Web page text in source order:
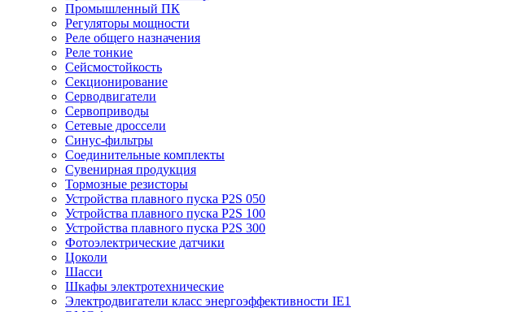
Промышленный ПК
Регуляторы мощности
Реле общего назначения
Реле тонкие
Сейсмостойкость
Секционирование
Серводвигатели
Сервоприводы
Сетевые дроссели
Синус-фильтры
Соединительные комплекты
Сувенирная продукция
Тормозные резисторы
Устройства плавного пуска P2S 050
Устройства плавного пуска P2S 100
Устройства плавного пуска P2S 300
Фотоэлектрические датчики
Цоколи
Шасси
Шкафы электротехнические
Электродвигатели класс энергоэффективности IE1